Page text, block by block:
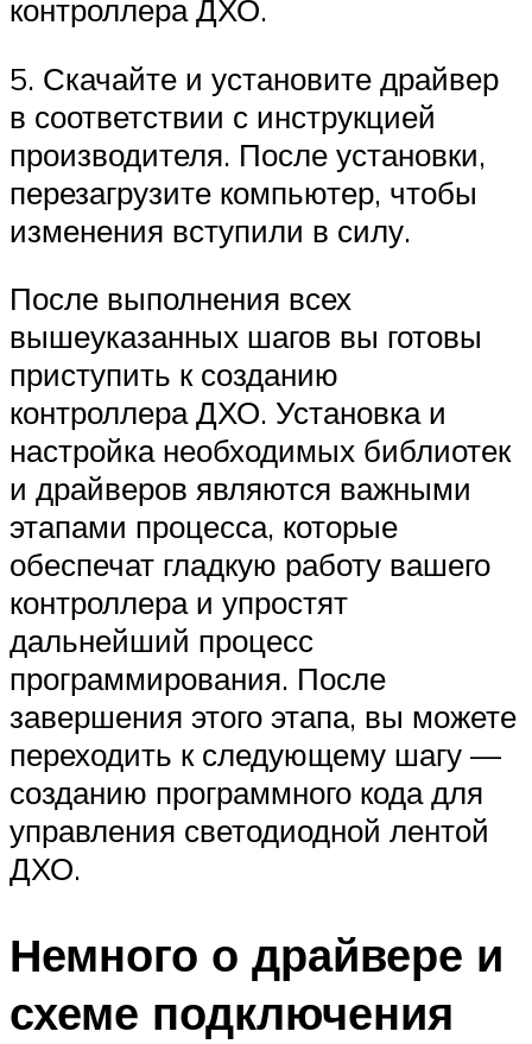
контроллера ДХО.
5. Скачайте и установите драйвер
в соответствии с инструкцией
производителя. После установки,
перезагрузите компьютер, чтобы
изменения вступили в силу.
После выполнения всех
вышеуказанных шагов вы готовы
приступить к созданию
контроллера ДХО. Установка и
настройка необходимых библиотек
и драйверов являются важными
этапами процесса, которые
обеспечат гладкую работу вашего
контроллера и упростят
дальнейший процесс
программирования. После
завершения этого этапа, вы можете
переходить к следующему шагу —
созданию программного кода для
управления светодиодной лентой
ДХО.
Немного о драйвере и
схеме подключения